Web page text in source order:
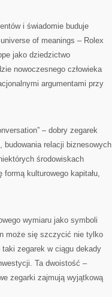
i świadomie buduje
of meanings – Rolex
jako dziedzictwo
nowoczesnego człowieka
argumentami przy
– dobry zegarek
relacji biznesowych
środowiskach
kulturowego kapitału,
wymiaru jako symboli
może się szczycić nie tylko
zegarek w ciągu dekady
Ta dwoistość –
zegarki zajmują wyjątkową